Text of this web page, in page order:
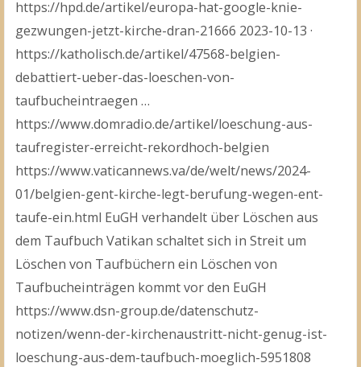
https://hpd.de/artikel/europa-hat-google-knie-
gezwungen-jetzt-kirche-dran-21666 2023-10-13 ·
https://katholisch.de/artikel/47568-belgien-
debattiert-ueber-das-loeschen-von-
taufbucheintraegen …
https://www.domradio.de/artikel/loeschung-aus-
taufregister-erreicht-rekordhoch-belgien
https://www.vaticannews.va/de/welt/news/2024-
01/belgien-gent-kirche-legt-berufung-wegen-ent-
taufe-ein.html EuGH verhandelt über Löschen aus
dem Taufbuch Vatikan schaltet sich in Streit um
Löschen von Taufbüchern ein Löschen von
Taufbucheinträgen kommt vor den EuGH
https://www.dsn-group.de/datenschutz-
notizen/wenn-der-kirchenaustritt-nicht-genug-ist-
loeschung-aus-dem-taufbuch-moeglich-5951808